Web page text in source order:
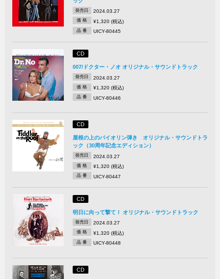
発売日 2024.03.27
価 格 ¥1,320 (税込)
品 番 UICY-80445
CD
007/ドクター・ノオ オリジナル・サウンドトラック
発売日 2024.03.27
価 格 ¥1,320 (税込)
品 番 UICY-80446
CD
屋根の上のバイオリン弾き オリジナル・サウンドトラ
ック（30周年記念エディション）
発売日 2024.03.27
価 格 ¥1,320 (税込)
品 番 UICY-80447
CD
明日に向って撃て！ オリジナル・サウンドトラック
発売日 2024.03.27
価 格 ¥1,320 (税込)
品 番 UICY-80448
CD